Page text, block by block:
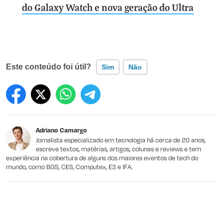
do Galaxy Watch e nova geração do Ultra
Este conteúdo foi útil? Sim Não
Este conteúdo contém informação incorreta
Este conteúdo não tem a informação que procuro
Outro
Adriano Camargo
Jornalista especializado em tecnologia há cerca de 20 anos,
escreve textos, matérias, artigos, colunas e reviews e tem
experiência na cobertura de alguns dos maiores eventos de tech do
mundo, como BGS, CES, Computex, E3 e IFA.